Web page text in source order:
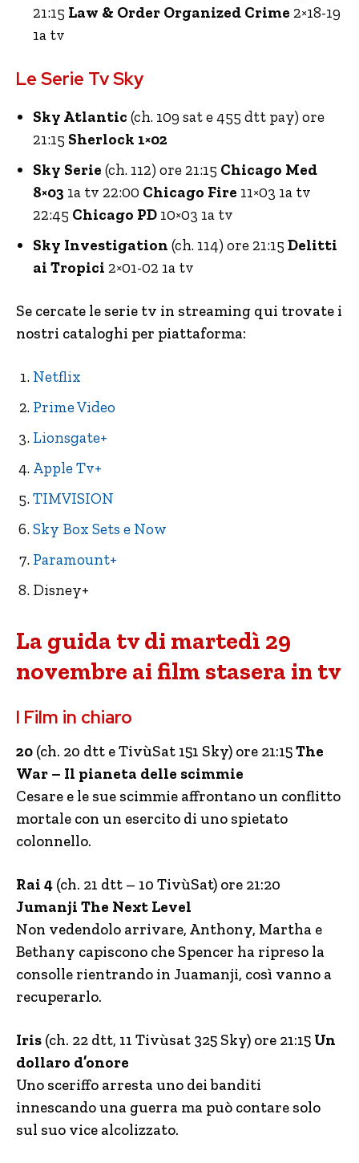
21:15 Law & Order Organized Crime 2×18-19
1a tv
Le Serie Tv Sky
Sky Atlantic (ch. 109 sat e 455 dtt pay) ore
21:15 Sherlock 1×02
Sky Serie (ch. 112) ore 21:15 Chicago Med
8×03 1a tv 22:00 Chicago Fire 11×03 1a tv
22:45 Chicago PD 10×03 1a tv
Sky Investigation (ch. 114) ore 21:15 Delitti
ai Tropici 2×01-02 1a tv
Se cercate le serie tv in streaming qui trovate i
nostri cataloghi per piattaforma:
Netflix
Prime Video
Lionsgate+
Apple Tv+
TIMVISION
Sky Box Sets e Now
Paramount+
Disney+
La guida tv di martedì 29
novembre ai film stasera in tv
I Film in chiaro
20 (ch. 20 dtt e TivùSat 151 Sky) ore 21:15The
War – Il pianeta delle scimmie
Cesare e le sue scimmie affrontano un conflitto
mortale con un esercito di uno spietato
colonnello.
Rai 4 (ch. 21 dtt – 10 TivùSat) ore 21:20
Jumanji The Next Level
Non vedendolo arrivare, Anthony, Martha e
Bethany capiscono che Spencer ha ripreso la
consolle rientrando in Juamanji, così vanno a
recuperarlo.
Iris (ch. 22 dtt, 11 Tivùsat 325 Sky) ore 21:15 Un
dollaro d’onore
Uno sceriffo arresta uno dei banditi
innescando una guerra ma può contare solo
sul suo vice alcolizzato.